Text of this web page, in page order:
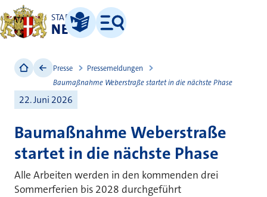
STADT
NEUSS
Leichte Sprache
Menü
Presse
Pressemeldungen
Baumaßnahme Weberstraße startet in die nächste Phase
22. Juni 2026
Baumaßnahme Weberstraße
startet in die nächste Phase
Alle Arbeiten werden in den kommenden drei
Sommerferien bis 2028 durchgeführt